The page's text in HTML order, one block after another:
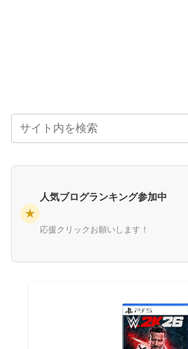
★
人気ブログランキング参加中
応援クリックお願いします！